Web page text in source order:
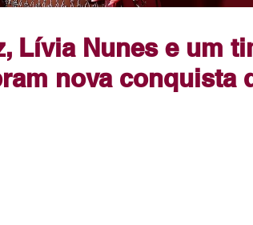
Lívia Nunes e um
nova conquista